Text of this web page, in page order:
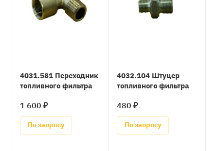
4031.581 Переходник
топливного фильтра
1 600 ₽
По запросу
4032.104 Штуцер
топливного фильтра
480 ₽
По запросу